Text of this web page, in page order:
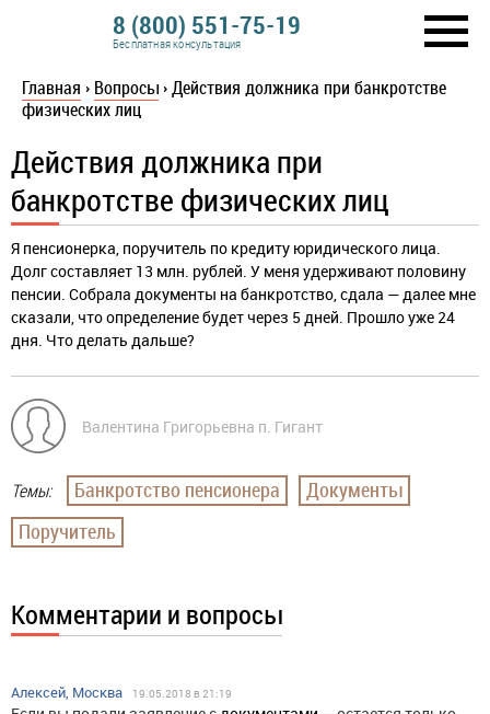
8 (800) 551-75-19
Бесплатная консультация
Главная › Вопросы ›Действия должника при банкротстве
физических лиц
Действия должника при
банкротстве физических лиц
Я пенсионерка, поручитель по кредиту юридического лица.
Долг составляет 13 млн. рублей. У меня удерживают половину
пенсии. Собрала документы на банкротство, сдала — далее мне
сказали, что определение будет через 5 дней. Прошло уже 24
дня. Что делать дальше?
Валентина Григорьевна п. Гигант
Темы: Банкротство пенсионера
Документы
Поручитель
Комментарии и вопросы
Алексей, Москва 19.05.2018 в 21:19